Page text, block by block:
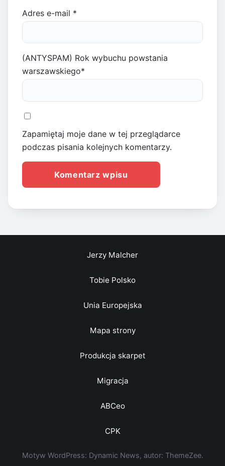
Adres e-mail *
(ANTYSPAM) Rok wybuchu powstania
warszawskiego*
Zapamiętaj moje dane w tej przeglądarce
podczas pisania kolejnych komentarzy.
Jerzy Malcher
Tobie Polsko
Unia Europejska
Mapa strony
Produkcja skarpet
Migracja
ABCeo
CPK
Motyw WordPress: Dynamic News, autor: ThemeZee.